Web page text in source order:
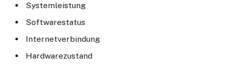
Systemleistung
Softwarestatus
Internetverbindung
Hardwarezustand